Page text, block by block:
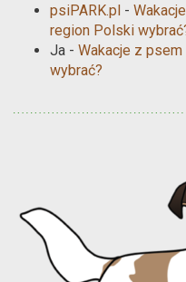
psiPARK.pl -
region Polski
Ja - Wakacje z
wybrać?